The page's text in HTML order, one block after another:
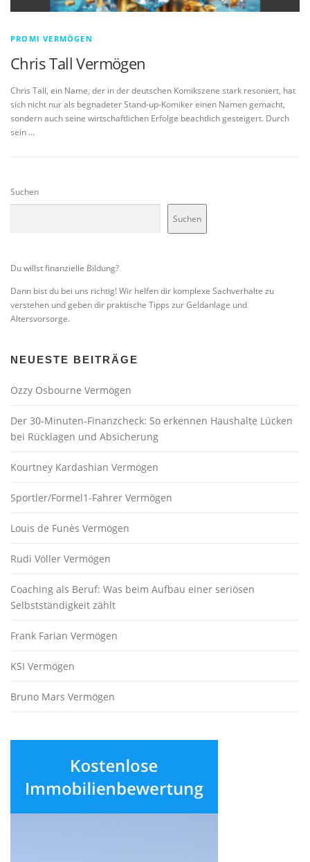
PROMI VERMÖGEN
Chris Tall Vermögen
Chris Tall, ein Name, der in der deutschen Komikszene stark resoniert, hat
sich nicht nur als begnadeter Stand-up-Komiker einen Namen gemacht,
sondern auch seine wirtschaftlichen Erfolge beachtlich gesteigert. Durch
sein …
Suchen
Suchen
Du willst finanzielle Bildung?
Dann bist du bei uns richtig! Wir helfen dir komplexe Sachverhalte zu
verstehen und geben dir praktische Tipps zur Geldanlage und
Altersvorsorge.
NEUESTE BEITRÄGE
Ozzy Osbourne Vermögen
Der 30-Minuten-Finanzcheck: So erkennen Haushalte Lücken
bei Rücklagen und Absicherung
Kourtney Kardashian Vermögen
Sportler/Formel1-Fahrer Vermögen
Louis de Funès Vermögen
Rudi Völler Vermögen
Coaching als Beruf: Was beim Aufbau einer seriösen
Selbstständigkeit zählt
Frank Farian Vermögen
KSI Vermögen
Bruno Mars Vermögen